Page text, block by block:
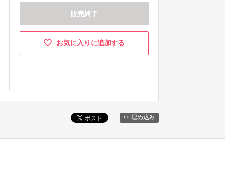
販売終了
お気に入りに追加する
埋め込み